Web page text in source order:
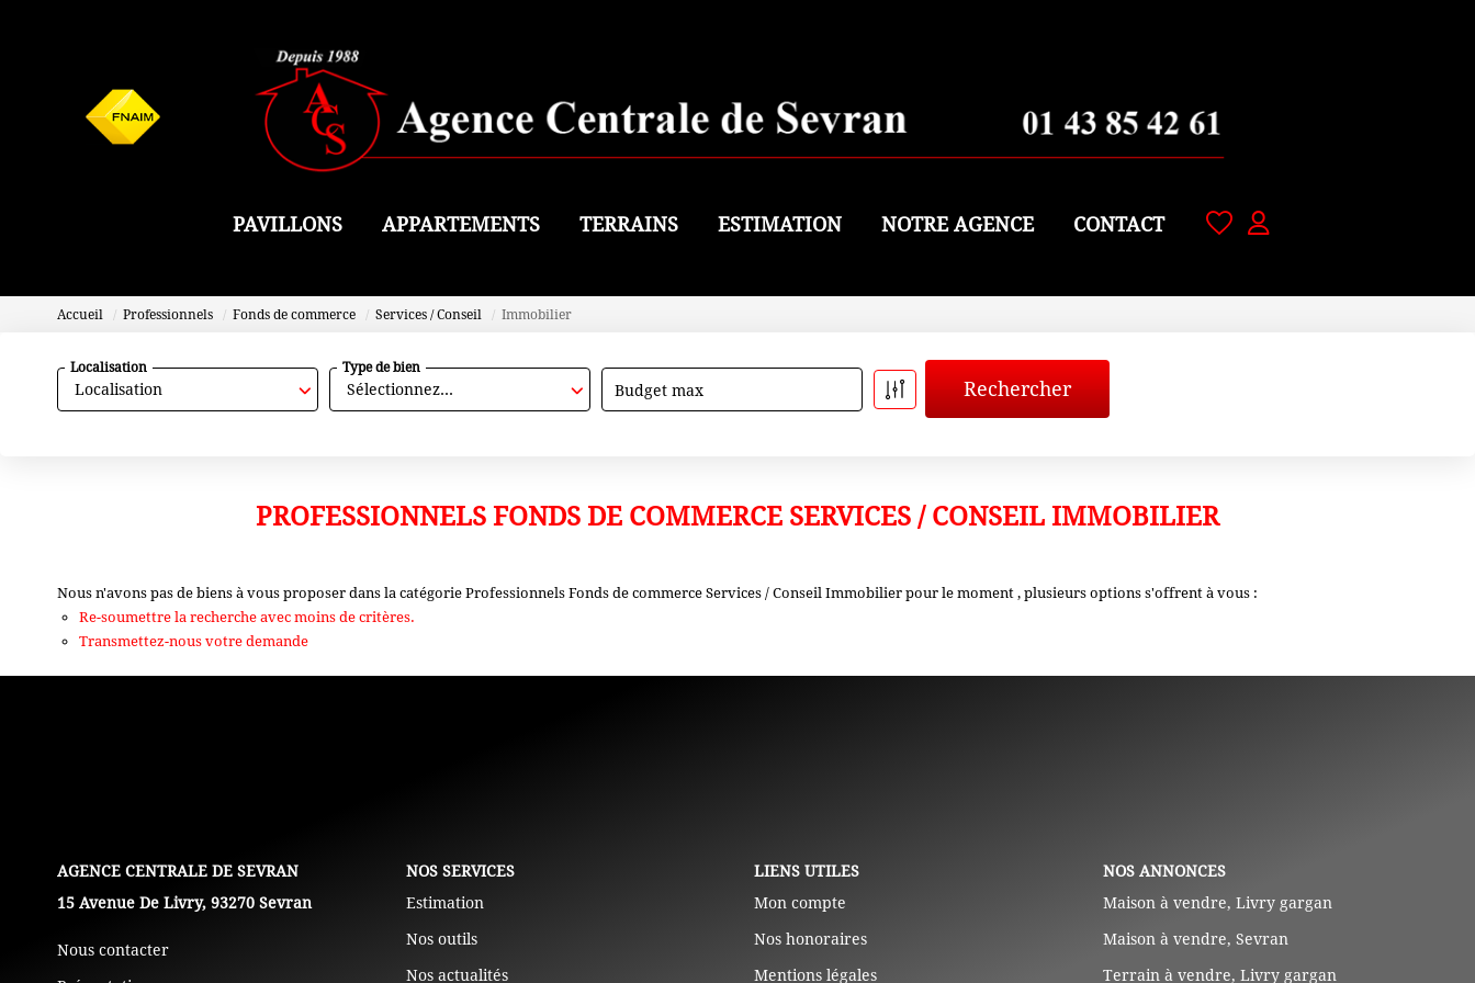
PAVILLONS APPARTEMENTS TERRAINS ESTIMATION NOTRE AGENCE CONTACT
Accueil Professionnels Fonds de commerce Services / Conseil Immobilier
Localisation
Localisation
Sélectionnez...
Type de bien
Budget max
PROFESSIONNELS FONDS DE COMMERCE SERVICES / CONSEIL IMMOBILIER
Nous n'avons pas de biens à vous proposer dans la catégorie Professionnels Fonds de commerce Services / Conseil Immobilier pour le moment , plusieurs options s'offrent à vous :
Re-soumettre la recherche avec moins de critères.
Transmettez-nous votre demande
L'AGENCE
15 Avenue De Livry, 93270 Sevran
Nous contacter
NOS SERVICES
Estimation
Nos outils
Nos actualités
LIENS UTILES
Mon compte
Nos honoraires
Mentions légales
NOS ANNONCES
Maison à vendre, Livry gargan
Maison à vendre, Sevran
Terrain à vendre, Livry gargan